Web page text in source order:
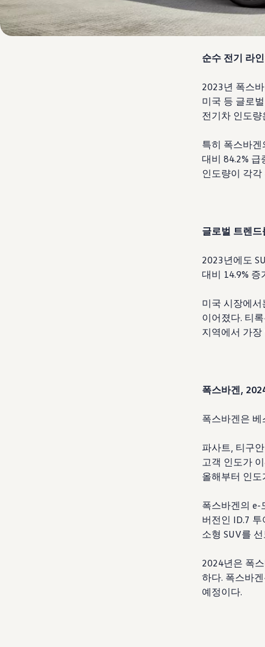
순수 전기 라
2023년 폭스
미국 등 글로
전기차 인도량
특히 폭스바겐
대비 84.2%
인도량이 각각
글로벌 트렌드
2023년에도
대비 14.9% 증
미국 시장에서
이어졌다. 티
지역에서 가장
폭스바겐,
폭스바겐은
파사트, 티구
고객 인도가
올해부터 인도
폭스바겐의 e-
버전인 ID.7
소형 SUV를
2024년은 폭
하다. 폭스바
예정이다.